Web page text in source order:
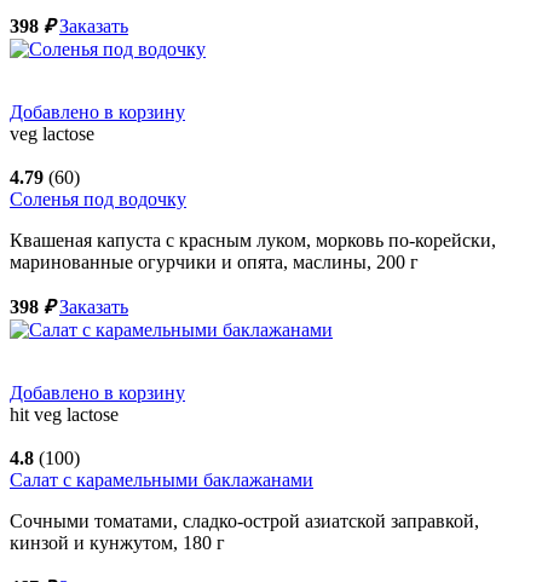
398 ₽ Заказать
Добавлено в корзину
veg lactose
4.79 (60)
Соленья под водочку
Квашеная капуста с красным луком, морковь по-корейски,
маринованные огурчики и опята, маслины, 200 г
398 ₽ Заказать
Добавлено в корзину
hit veg lactose
4.8 (100)
Салат с карамельными баклажанами
Сочными томатами, сладко-острой азиатской заправкой,
кинзой и кунжутом, 180 г